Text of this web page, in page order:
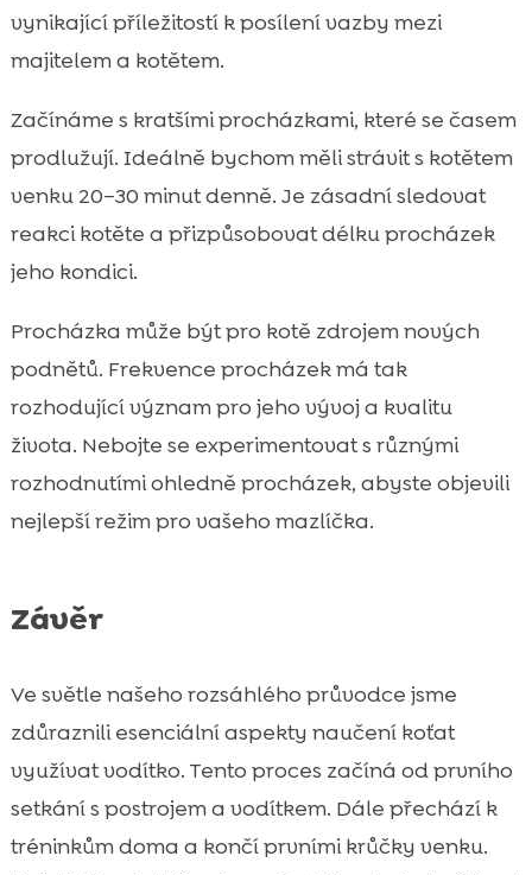
vynikající příležitostí k posílení vazby mezi
majitelem a kotětem.
Začínáme s kratšími procházkami, které se časem
prodlužují. Ideálně bychom měli strávit s kotětem
venku 20–30 minut denně. Je zásadní sledovat
reakci kotěte a přizpůsobovat délku procházek
jeho kondici.
Procházka může být pro kotě zdrojem nových
podnětů. Frekvence procházek má tak
rozhodující význam pro jeho vývoj a kvalitu
života. Nebojte se experimentovat s různými
rozhodnutími ohledně procházek, abyste objevili
nejlepší režim pro vašeho mazlíčka.
Závěr
Ve světle našeho rozsáhlého průvodce jsme
zdůraznili esenciální aspekty naučení koťat
využívat vodítko. Tento proces začíná od prvního
setkání s postrojem a vodítkem. Dále přechází k
tréninkům doma a končí prvními krůčky venku.